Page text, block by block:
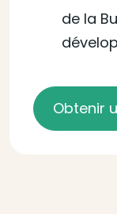
de la
Obtenir